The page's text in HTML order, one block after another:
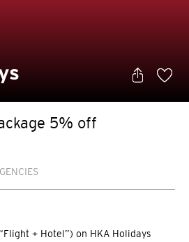
5% off
+ Hotel”) on HKA Holidays